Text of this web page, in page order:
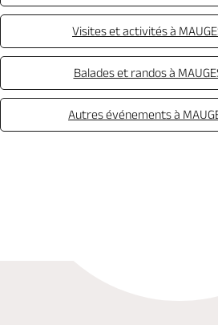
Visites et activités à
Balades et randos à
Autres événements à